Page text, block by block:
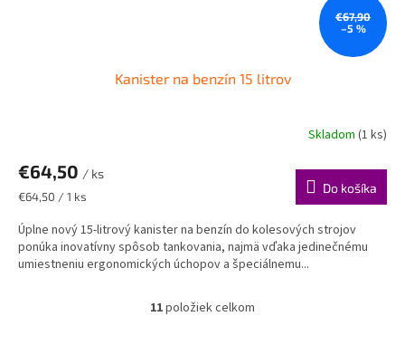
€67,90
–5 %
Kanister na benzín 15 litrov
Skladom (1 ks)
€64,50 / ks
Jednotková
€64,50 / 1 ks
Do košíka
Úplne nový 15-litrový kanister na benzín do kolesových strojov
ponúka inovatívny spôsob tankovania, najmä vďaka jedinečnému
umiestneniu ergonomických úchopov a špeciálnemu...
O
11položiek celkom